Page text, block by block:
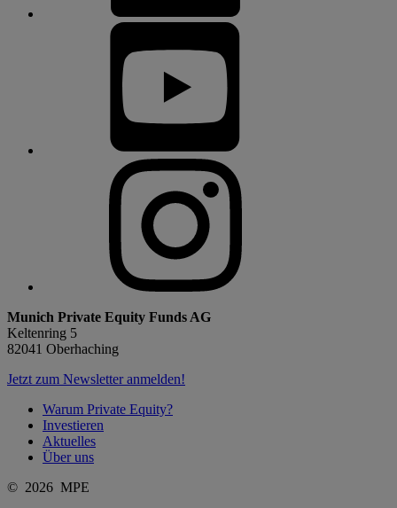
Munich Private Equity Funds AG
Keltenring 5
82041 Oberhaching
Jetzt zum Newsletter anmelden!
Warum Private Equity?
Investieren
Aktuelles
Über uns
© 2026 MPE